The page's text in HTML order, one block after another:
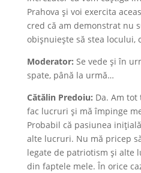
Prahova și voi exercita
cred că am demonstrat nu
obișnuiește să stea locului,
Moderator: Se vede și în
spate, până la urmă…
Cătălin Predoiu: Da. Am
fac lucruri și mă împinge
Probabil că pasiunea
alte lucruri. Nu mă pricep
legate de patriotism și alte
din faptele mele. În orice